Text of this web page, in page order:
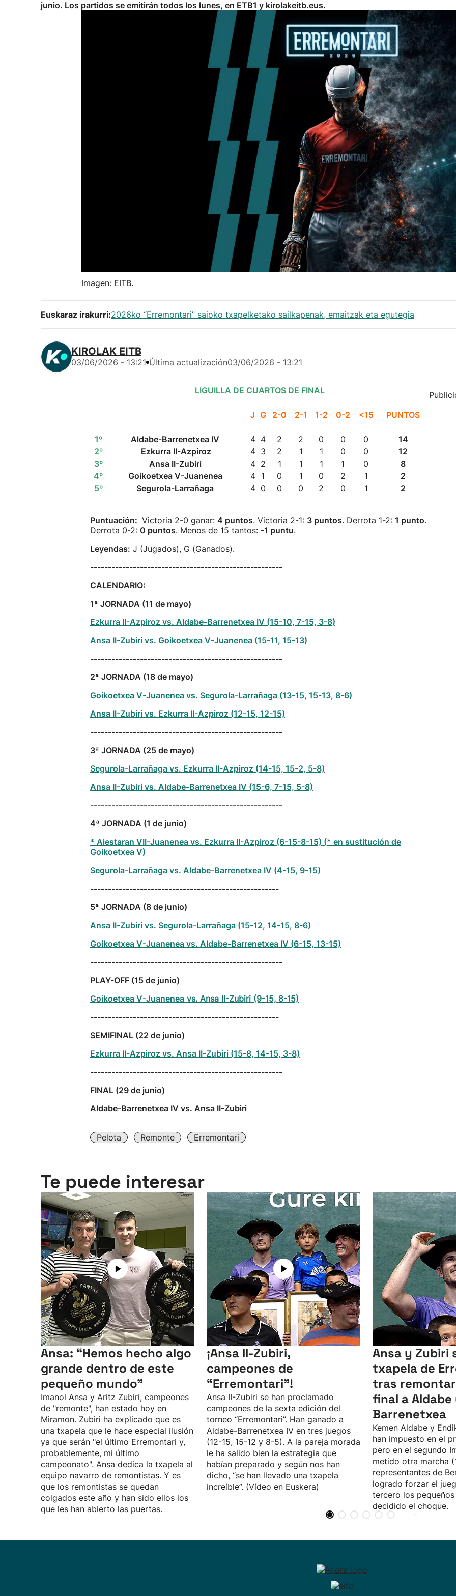
junio. Los partidos se emitirán todos los lunes, en ETB1 y kirolakeitb.eus.
Imagen: EITB.
Euskaraz irakurri:2026ko “Erremontari” saioko txapelketako sailkapenak, emaitzak eta egutegia
KIROLAK EITB
03/06/2026 - 13:21 Última actualización03/06/2026 - 13:21
LIGUILLA DE CUARTOS DE FINAL
J G 2-0 2-1 1-2 0-2 <15 PUNTOS
1º Aldabe-Barrenetxea IV 4 4 2 2 0 0 0
14
2º Ezkurra II-Azpiroz 4 3 2 1 1 0 0
12
3º
Ansa II-Zubiri 4 2 1 1 1 1 0
8
4º
Goikoetxea V-Juanenea 4 1 0 1 0 2 1
2
5º
Segurola-Larrañaga 4 0 0 0 2 0 1 2
Puntuación: Victoria 2-0 ganar: 4 puntos. Victoria 2-1: 3 puntos. Derrota 1-2: 1 punto.
Derrota 0-2: 0 puntos. Menos de 15 tantos: -1 puntu.
Leyendas: J (Jugados), G (Ganados).
------------------------------------------------------
CALENDARIO:
1ª JORNADA (11 de mayo)
Ezkurra II-Azpiroz vs. Aldabe-Barrenetxea IV (15-10, 7-15, 3-8)
Ansa II-Zubiri vs. Goikoetxea V-Juanenea (15-11, 15-13)
------------------------------------------------------
2ª JORNADA (18 de mayo)
Goikoetxea V-Juanenea vs. Segurola-Larrañaga (13-15, 15-13, 8-6)
Ansa II-Zubiri vs. Ezkurra II-Azpiroz (12-15, 12-15)
------------------------------------------------------
3ª JORNADA (25 de mayo)
Segurola-Larrañaga vs. Ezkurra II-Azpiroz (14-15, 15-2, 5-8)
Ansa II-Zubiri vs. Aldabe-Barrenetxea IV (15-6, 7-15, 5-8)
------------------------------------------------------
4ª JORNADA (1 de junio)
* Aiestaran VII-Juanenea vs. Ezkurra II-Azpiroz (6-15-8-15) (* en sustitución de
Goikoetxea V)
Segurola-Larrañaga vs. Aldabe-Barrenetxea IV (4-15, 9-15)
-----------------------------------------------------
5ª JORNADA (8 de junio)
Ansa II-Zubiri vs. Segurola-Larrañaga (15-12, 14-15, 8-6)
Goikoetxea V-Juanenea vs. Aldabe-Barrenetxea IV (6-15, 13-15)
------------------------------------------------------
PLAY-OFF (15 de junio)
Goikoetxea V-Juanenea vs. Ansa II-Zubiri (9-15, 8-15)
-----------------------------------------------------
SEMIFINAL (22 de junio)
Ezkurra II-Azpiroz vs. Ansa II-Zubiri (15-8, 14-15, 3-8)
------------------------------------------------------
FINAL (29 de junio)
Aldabe-Barrenetxea IV vs. Ansa II-Zubiri
Pelota Remonte Erremontari
Te puede interesar
Ansa: “Hemos hecho algo
grande dentro de este
pequeño mundo”
Imanol Ansa y Aritz Zubiri, campeones
de "remonte", han estado hoy en
Miramon. Zubiri ha explicado que es
una txapela que le hace especial ilusión
ya que serán "el último Erremontari y,
probablemente, mi último
campeonato". Ansa dedica la txapela al
equipo navarro de remontistas. Y es
que los remontistas se quedan
colgados este año y han sido ellos los
que les han abierto las puertas.
¡Ansa II-Zubiri,
campeones de
“Erremontari”!
Ansa II-Zubiri se han proclamado
campeones de la sexta edición del
torneo “Erremontari”. Han ganado a
Aldabe-Barrenetxea IV en tres juegos
(12-15, 15-12 y 8-5). A la pareja morada
le ha salido bien la estrategia que
habían preparado y según nos han
dicho, “se han llevado una txapela
increíble”. (Vídeo en Euskera)
Ansa y Zubiri
txapela de
tras
final a Aldabe
Barrenetxea
Kemen Aldabe y
han impuesto en el
pero en el segundo
metido otra marcha
representantes de
logrado forzar el
tercero los
decidido el choque.